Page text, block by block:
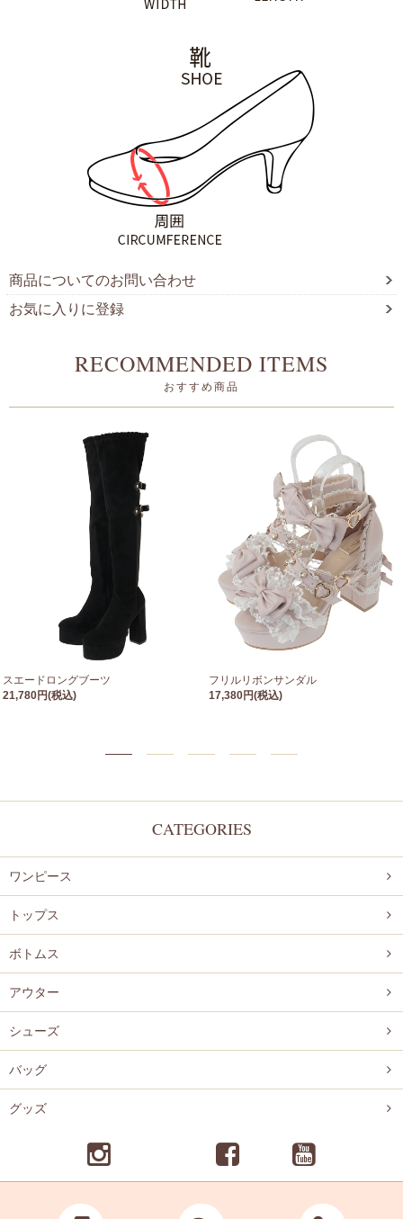
商品についてのお問い合わせ
お気に入りに登録
RECOMMENDED ITEMS
おすすめ商品
スエードロングブーツ
21,780円(税込)
フリルリボンサンダル
17,380円(税込)
CATEGORIES
ワンピース
トップス
ボトムス
アウター
シューズ
バッグ
グッズ